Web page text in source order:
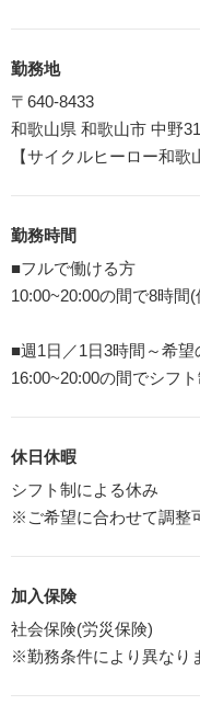
勤務地
〒640-8433
和歌山県 和歌山市 中野
【サイクルヒーロー和歌
勤務時間
■フルで働ける方
10:00~20:00の間で8時間(
■週1日／1日3時間～希望
16:00~20:00の間でシフト
休日休暇
シフト制による休み
※ご希望に合わせて調整
加入保険
社会保険(労災保険)
※勤務条件により異なり